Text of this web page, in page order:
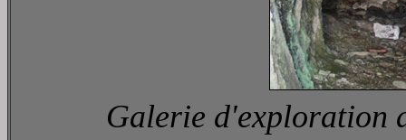
Galerie d'exploration